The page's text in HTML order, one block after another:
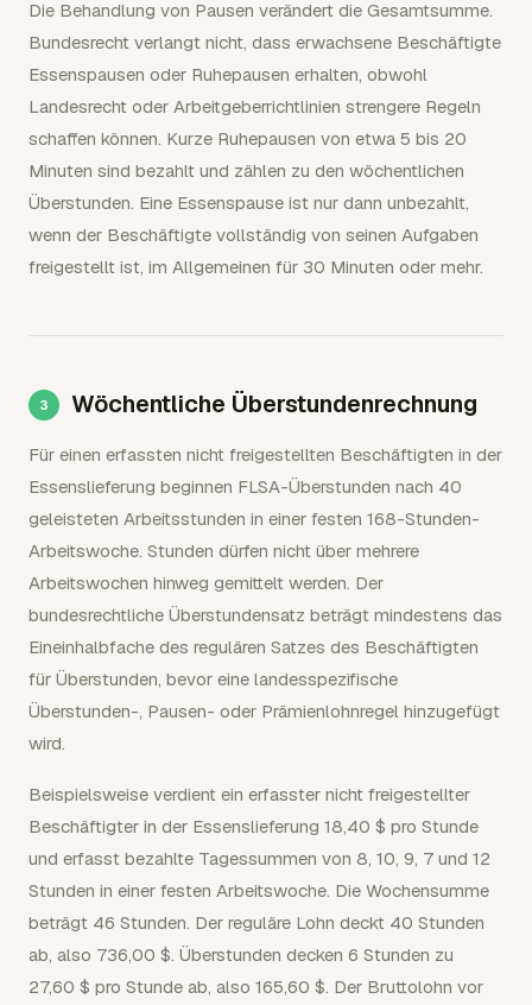
Die Behandlung von Pausen verändert die Gesamtsumme.
Bundesrecht verlangt nicht, dass erwachsene Beschäftigte
Essenspausen oder Ruhepausen erhalten, obwohl
Landesrecht oder Arbeitgeberrichtlinien strengere Regeln
schaffen können. Kurze Ruhepausen von etwa 5 bis 20
Minuten sind bezahlt und zählen zu den wöchentlichen
Überstunden. Eine Essenspause ist nur dann unbezahlt,
wenn der Beschäftigte vollständig von seinen Aufgaben
freigestellt ist, im Allgemeinen für 30 Minuten oder mehr.
Wöchentliche Überstundenrechnung
Für einen erfassten nicht freigestellten Beschäftigten in der
Essenslieferung beginnen FLSA-Überstunden nach 40
geleisteten Arbeitsstunden in einer festen 168-Stunden-
Arbeitswoche. Stunden dürfen nicht über mehrere
Arbeitswochen hinweg gemittelt werden. Der
bundesrechtliche Überstundensatz beträgt mindestens das
Eineinhalbfache des regulären Satzes des Beschäftigten
für Überstunden, bevor eine landesspezifische
Überstunden-, Pausen- oder Prämienlohnregel hinzugefügt
wird.
Beispielsweise verdient ein erfasster nicht freigestellter
Beschäftigter in der Essenslieferung 18,40 $ pro Stunde
und erfasst bezahlte Tagessummen von 8, 10, 9, 7 und 12
Stunden in einer festen Arbeitswoche. Die Wochensumme
beträgt 46 Stunden. Der reguläre Lohn deckt 40 Stunden
ab, also 736,00 $. Überstunden decken 6 Stunden zu
27,60 $ pro Stunde ab, also 165,60 $. Der Bruttolohn vor